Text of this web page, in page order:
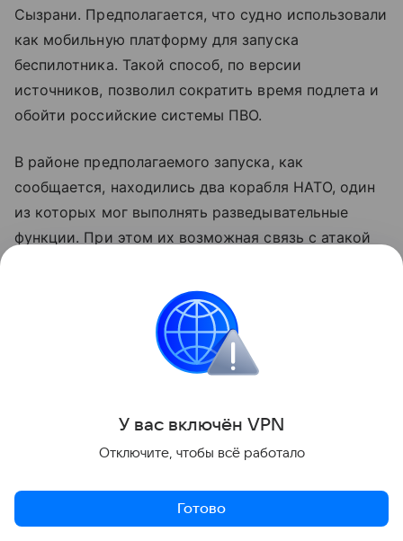
Сызрани. Предполагается, что судно использовали
как мобильную платформу для запуска
беспилотника. Такой способ, по версии
источников, позволил сократить время подлета и
обойти российские системы ПВО.
В районе предполагаемого запуска, как
сообщается, находились два корабля НАТО, один
из которых мог выполнять разведывательные
функции. При этом их возможная связь с атакой
Беспилотник пролетел над несколькими
регионами России и нанес удар по объекту
топливно-энергетического комплекса. Губернатор
пострадал, а возникшее возгорание удалось
быстро ликвидировать.
Официальных комментариев Минобороны России
по обстоятельствам атаки не поступало. Ранее в
У вас включён VPN
Отключите, чтобы всё работало
Готово